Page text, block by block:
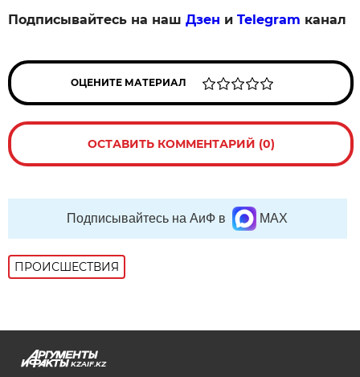
Подписывайтесь на нашДзен иTelegram канал
ОЦЕНИТЕ МАТЕРИАЛ
ОСТАВИТЬ КОММЕНТАРИЙ (0)
Подписывайтесь на АиФ в MAX
ПРОИСШЕСТВИЯ
KZAIF.KZ